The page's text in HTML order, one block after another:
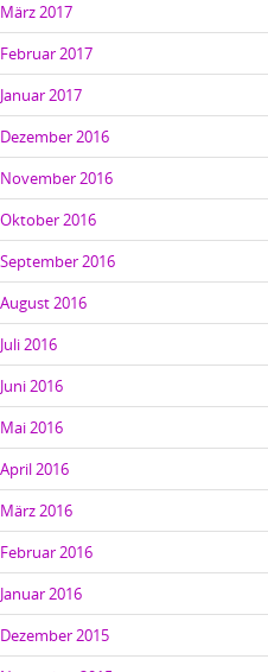
März 2017
Februar 2017
Januar 2017
Dezember 2016
November 2016
Oktober 2016
September 2016
August 2016
Juli 2016
Juni 2016
Mai 2016
April 2016
März 2016
Februar 2016
Januar 2016
Dezember 2015